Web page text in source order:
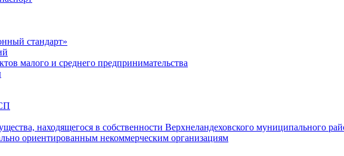
стандарт»
малого и среднего предпринимательства
находящегося в собственности Верхнеландеховского муниципального
ориентированным некоммерческим организациям